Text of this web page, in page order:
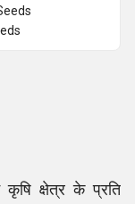
कृषि क्षेत्र के प्रति